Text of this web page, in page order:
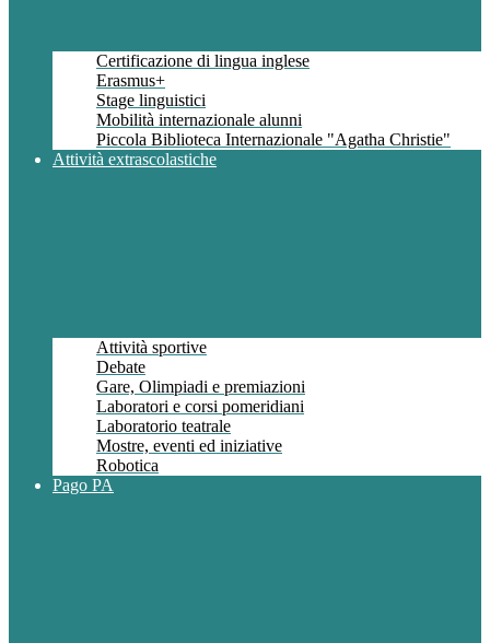
Certificazione di lingua inglese
Erasmus+
Stage linguistici
Mobilità internazionale alunni
Piccola Biblioteca Internazionale "Agatha Christie"
Attività extrascolastiche
Attività sportive
Debate
Gare, Olimpiadi e premiazioni
Laboratori e corsi pomeridiani
Laboratorio teatrale
Mostre, eventi ed iniziative
Robotica
Pago PA